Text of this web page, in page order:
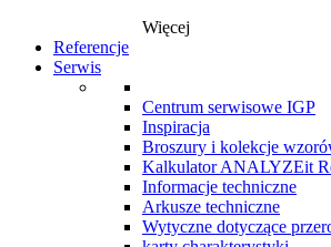
Więcej
Referencje
Serwis
Centrum serwisowe IGP
Inspiracja
Broszury i kolekcje
Kalkulator ANALYZEit
Informacje techniczne
Arkusze techniczne
Wytyczne dotyczące